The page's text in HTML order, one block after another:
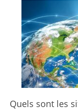
Quels sont les